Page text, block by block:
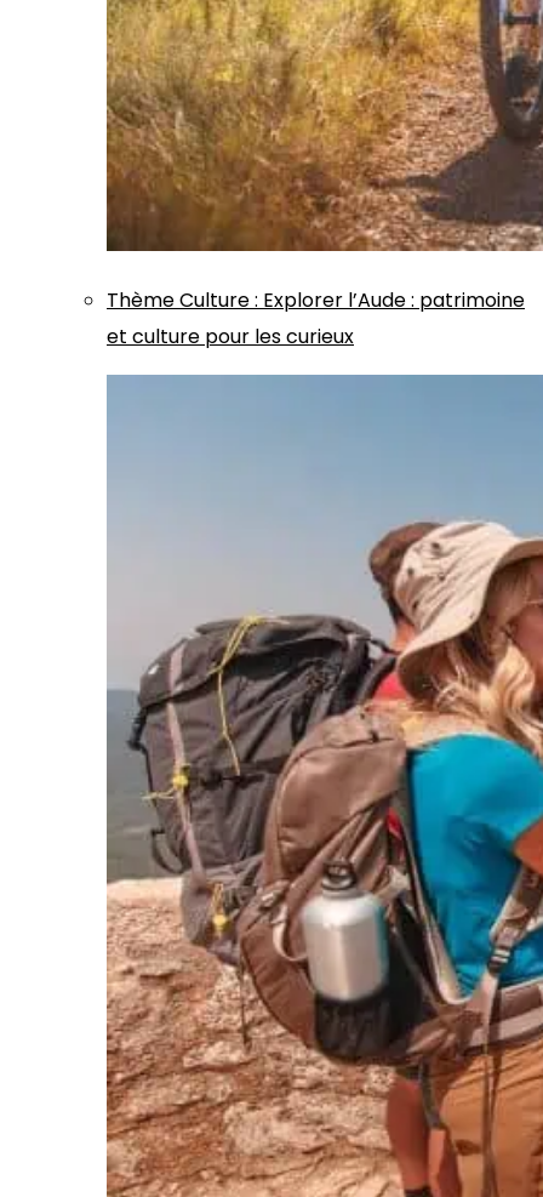
ThèmeCulture: Explorer l’Aude : patrimoine
et culture pour les curieux